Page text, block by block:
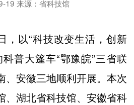
19 来源：省科技馆
以“科技改变生活，创新
普大篷车“鄂豫皖”三省联
、安徽三地顺利开展。本次
、湖北省科技馆、安徽省科